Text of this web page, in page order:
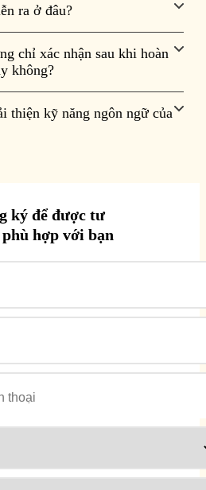
ra ở đâu?
chỉ xác nhận sau khi hoàn
không?
thiện kỹ năng ngôn ngữ của
ký để được tư
hợp với bạn